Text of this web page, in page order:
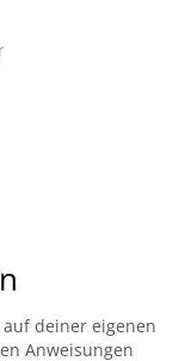
deiner eigenen
Anweisungen